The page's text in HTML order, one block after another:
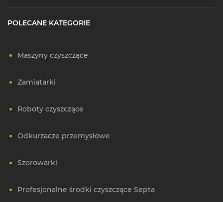
POLECANE KATEGORIE
Maszyny czyszczące
Zamiatarki
Roboty czyszczące
Odkurzacze przemysłowe
Szorowarki
Profesjonalne środki czyszczące Septa